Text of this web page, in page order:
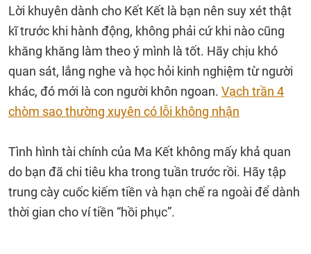
Lời khuyên dành cho Kết Kết là bạn nên suy xét thật
kĩ trước khi hành động, không phải cứ khi nào cũng
khăng khăng làm theo ý mình là tốt. Hãy chịu khó
quan sát, lắng nghe và học hỏi kinh nghiệm từ người
khác, đó mới là con người khôn ngoan. Vạch trần 4
chòm sao thường xuyên có lỗi không nhận
Tình hình tài chính của Ma Kết không mấy khả quan
do bạn đã chi tiêu kha trong tuần trước rồi. Hãy tập
trung cày cuốc kiếm tiền và hạn chế ra ngoài để dành
thời gian cho ví tiền “hồi phục”.